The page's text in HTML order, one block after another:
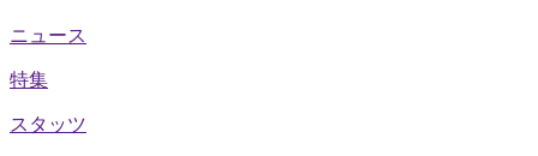
ニュース
特集
スタッツ